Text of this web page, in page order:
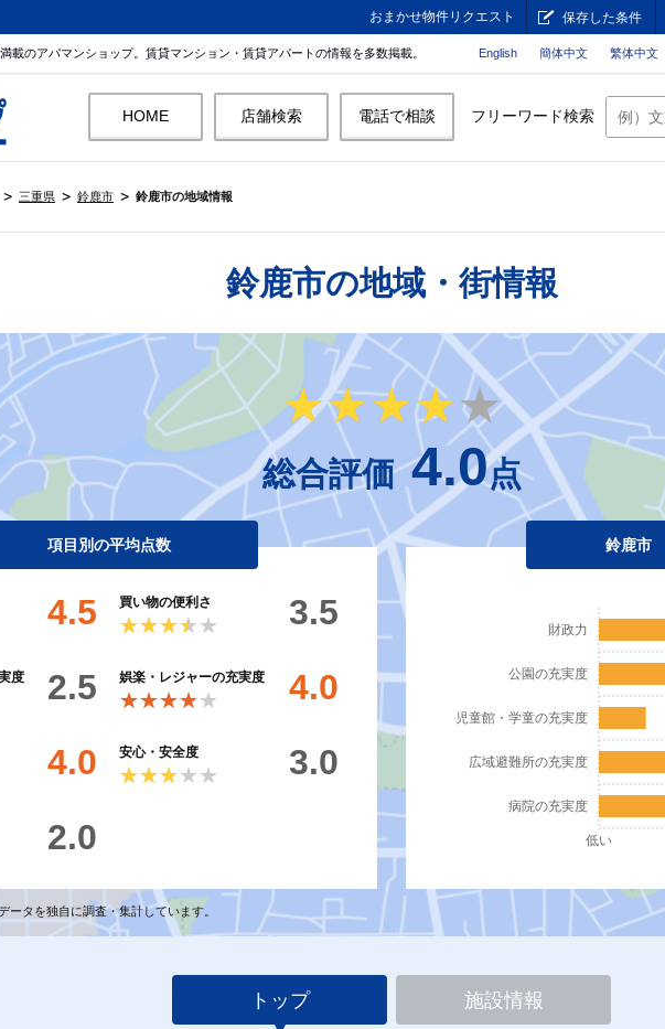
おまかせ物件リクエスト 保存した条件
載のアパマンショップ。賃貸マンション・賃貸アパートの情報を多数掲載。 English 簡体中文 繁体中文
HOME 店舗検索 電話で相談 フリーワード検索
三重県 鈴鹿市 鈴鹿市の地域情報
鈴鹿市の地域・街情報
★★★★★
★★★★★
総合評価 4.0点
項目別の平均点数
4.5 買い物の便利さ
★★★★★
★★★★★ 3.5
度 2.5 娯楽・レジャーの充実度
★★★★★
★★★★★ 4.0
4.0 安心・安全度
★★★★★
★★★★★ 3.0
2.0
鈴鹿市
病院の充実度
広域避難所の充実度
児童館・学童の充実度
公園の充実度
財政力
低い
タを独自に調査・集計しています。
トップ 施設情報